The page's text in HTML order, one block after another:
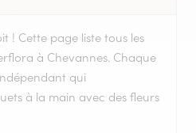
! Cette page liste tous les
à Chevannes. Chaque
qui
à la main avec des fleurs